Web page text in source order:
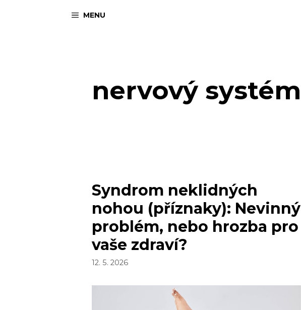
MENU
nervový systém
Syndrom neklidných
nohou (příznaky): Nevinný
problém, nebo hrozba pro
vaše zdraví?
12. 5. 2026